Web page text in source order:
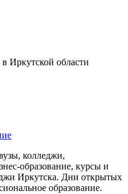
Иркутской области
колледжи,
образование, курсы и
Иркутска. Дни открытых
образование.